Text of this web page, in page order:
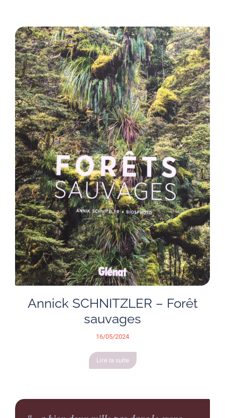
Annick SCHNITZLER – Forêt
sauvages
16/05/2024
Lire la suite